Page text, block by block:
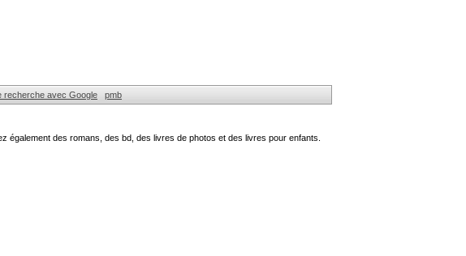
recherche avec Google pmb
également des romans, des bd, des livres de photos et des livres pour enfants.